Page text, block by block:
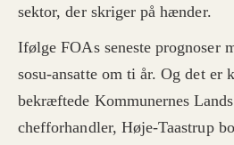
sektor, der skriger på hænder.
Ifølge FOAs seneste prognoser
sosu-ansatte om ti år. Og det er
bekræftede Kommunernes
chefforhandler, Høje-Taastrup